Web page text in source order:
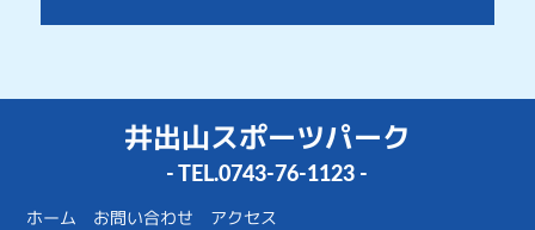
井出山スポーツパーク
- TEL.0743-76-1123 -
ホーム お問い合わせ アクセス